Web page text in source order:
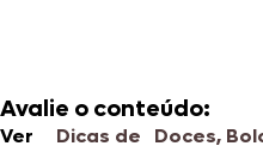
Avalie o conteúdo:
Ver
Dicas de
Doces,